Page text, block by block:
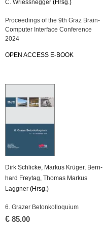
C. Wriess­negger (Hrsg.)
Pro­cee­dings of the 9th Graz Brain-
Com­pu­ter In­ter­face Con­fe­rence
2024
OPEN AC­CESS E-BOOK
Dirk Schli­cke Mar­kus Krü­ger, Bern­
hard Frey­tag Tho­mas Mar­kus
Lagg­ner (Hrsg.)
6. Gra­zer Be­ton­kol­lo­qui­um
€ 85.00